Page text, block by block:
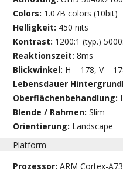
Colors: 1.07B colors (10bit)
Helligkeit: 450 nits
Kontrast: 1200:1 (typ.)
Reaktionszeit:8ms
Blickwinkel: H = 178, V =
Lebensdauer
Oberflächenbehandlung:
Blende / Rahmen:Slim
Orientierung: Landscape
Platform
Prozessor:ARM Cortex-